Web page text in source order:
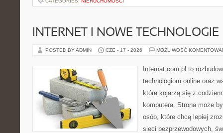
INTERNET I NOWE TECHNOLOGIE
POSTED BY ADMIN CZE - 17 - 2026 MOŻLIWOŚĆ
Internat.com.pl to
technologiom online oraz
które kojarzą się z
komputera. Strona może
osób, które chcą lepiej
sieci bezprzewodowych,